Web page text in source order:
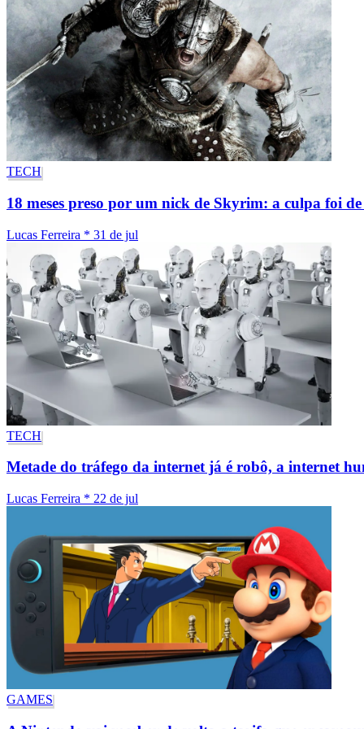
TECH
18 meses preso por um nick de Skyrim: a culpa foi
Lucas Ferreira * 31 de jul
TECH
Metade do tráfego da internet já é robô, a internet
Lucas Ferreira * 22 de jul
GAMES